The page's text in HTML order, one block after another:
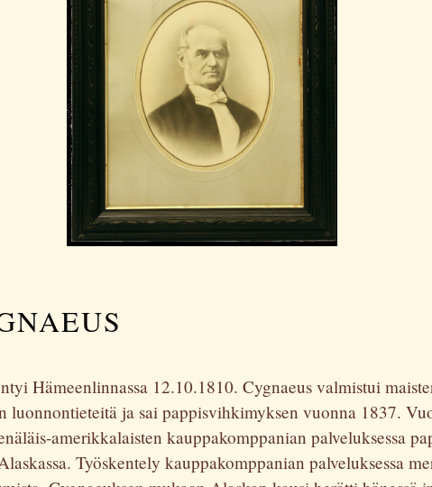
Hämeenlinnassa 12.10.1810. Cygnaeus valmistui
luonnontieteitä ja sai pappisvihkimyksen vuonna 1837.
amerikkalaisten kauppakomppanian palveluksessa
Työskentely kauppakomppanian palveluksessa